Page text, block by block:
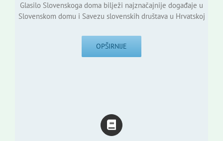
Glasilo Slovenskoga doma bilježi najznačajnije događaje u
Slovenskom domu i Savezu slovenskih društava u Hrvatskoj
OPŠIRNIJE